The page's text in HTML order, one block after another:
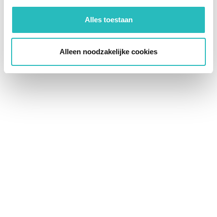
Alles toestaan
Alleen noodzakelijke cookies